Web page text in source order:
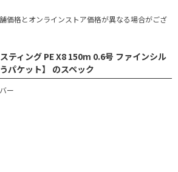
価格とオンラインストア価格が異なる場合がござ
ティング PE X8 150m 0.6号 ファインシル
パケット】 のスペック
ー